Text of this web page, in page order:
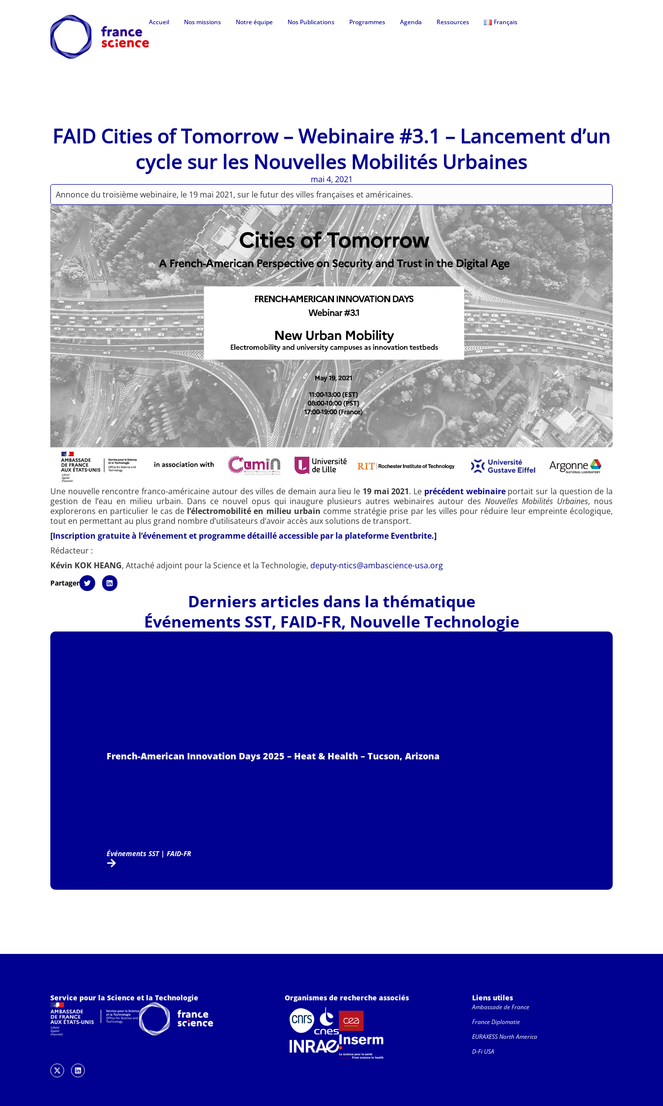
Accueil Nos missions Notre équipe Nos Publications Programmes Agenda Ressources Français
FAID Cities of Tomorrow – Webinaire #3.1 – Lancement d’un
cycle sur les Nouvelles Mobilités Urbaines
mai 4, 2021
Annonce du troisième webinaire, le 19 mai 2021, sur le futur des villes françaises et américaines.
Une nouvelle rencontre franco-américaine autour des villes de demain aura lieu le 19 mai 2021. Le précédent webinaireportait sur la question de la
gestion de l’eau en milieu urbain. Dans ce nouvel opus qui inaugure plusieurs autres webinaires autour desNouvelles Mobilités Urbaines, nous
explorerons en particulier le cas de l’électromobilité en milieu urbain comme stratégie prise par les villes pour réduire leur empreinte écologique,
tout en permettant au plus grand nombre d’utilisateurs d’avoir accès aux solutions de transport.
[Inscription gratuite à l’événement et programme détaillé accessible par la plateforme Eventbrite.]
Rédacteur :
Kévin KOK HEANG, Attaché adjoint pour la Science et la Technologie, deputy-ntics@ambascience-usa.org
Partager
Derniers articles dans la thématique
Événements SST, FAID-FR, Nouvelle Technologie
French-American Innovation Days 2025 – Heat & Health – Tucson, Arizona
Événements SST| FAID-FR
Service pour la Science et la Technologie Organismes de recherche associés Liens utiles
Ambassade de France
France Diplomatie
EURAXESS North America
D-Fi USA